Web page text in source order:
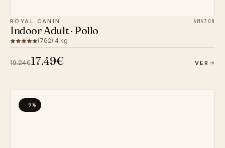
ROYAL CANIN AMAZON
Indoor Adult · Pollo
(762)·4 kg
19.24€17.49€ VER
−9%